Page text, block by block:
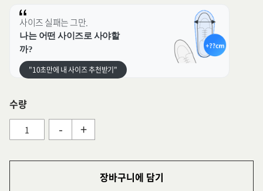
사이즈 실패는 그만.
나는 어떤 사이즈로 사야할
까?
"10초만에 내 사이즈 추천받기"
수량
- +
장바구니에 담기